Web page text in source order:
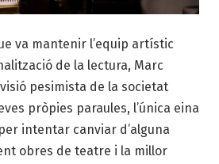
va mantenir l’equip artístic
de la lectura, Marc
pesimista de la societat
pròpies paraules, l’única eina
intentar canviar d’alguna
obres de teatre i la millor